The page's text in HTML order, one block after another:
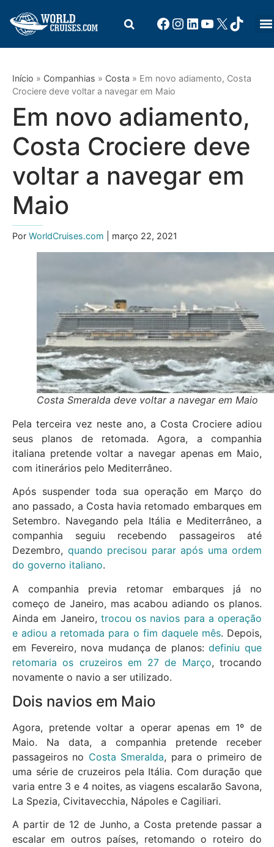
Início » Companhias » Costa » Em novo adiamento, Costa
Crociere deve voltar a navegar em Maio
Em novo adiamento,
Costa Crociere deve
voltar a navegar em
Maio
Por WorldCruises.com | março 22, 2021
Costa Smeralda deve voltar a navegar em Maio
Pela terceira vez neste ano, a Costa Crociere adiou
seus planos de retomada. Agora, a companhia
italiana pretende voltar a navegar apenas em Maio,
com itinerários pelo Mediterrâneo.
Após suspender toda sua operação em Março do
ano passado, a Costa havia retomado embarques em
Setembro. Navegando pela Itália e Mediterrâneo, a
companhia seguiu recebendo passageiros até
Dezembro, quando precisou parar após uma ordem
do governo italiano.
A companhia previa retomar embarques já no
começo de Janeiro, mas acabou adiando os planos.
Ainda em Janeiro, trocou os navios para a operação
e adiou a retomada para o fim daquele mês. Depois,
em Fevereiro, nova mudança de planos:definiu que
retomaria os cruzeiros em 27 de Março, trocando
novamente o navio a ser utilizado.
Dois navios em Maio
Agora, pretende voltar a operar apenas em 1º de
Maio. Na data, a companhia pretende receber
passageiros no Costa Smeralda, para o primeiro de
uma série de cruzeiros pela Itália. Com duração que
varia entre 3 e 4 noites, as viagens escalarão Savona,
La Spezia, Civitavecchia, Nápoles e Cagiliari.
A partir de 12 de Junho, a Costa pretende passar a
escalar em outros países, retomando o roteiro do